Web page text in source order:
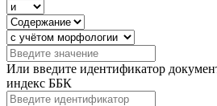
Или введите идентификатор
индекс ББК